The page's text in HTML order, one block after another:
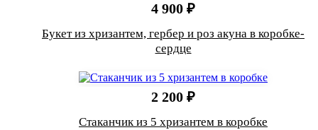
4 900 ₽
Букет из хризантем, гербер и роз акуна в коробке-
сердце
2 200 ₽
Стаканчик из 5 хризантем в коробке